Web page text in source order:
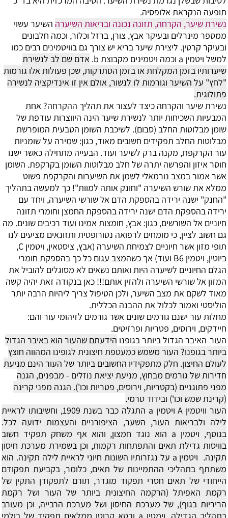
תופעה הנקראת אלופסיה.
נשירת שיער, הקרחה, תזונה נכונה ובריאות השיערה השיער עשוי
ממספר מינרלים ובעיקר אבץ, צורן, ברזל וכלור, וכמה חלבונים
ובעיקר קרטין. ליצירת שיער בריא יש צורך גם בוויטמינים רבים כמו
למשל ויטמין a וכמה ויטמינים מקבוצת b.
אדם שם לב לנשירת
שיערותיו בזמן המקלחת או בזמן הסתרקות, שכן פעולות אלו גורמות
"לחץ" על השיער וגורמות לו לנשור, אולם אין זו אינדיקציה לנשירה
פתולוגית.
נשירת שיער והקרחה כיצד לעצור את תהליך ההקרחה? אחת
המבעיות השכיחות יותר לנשירת שיער הינה היווצרות עודפת של
שומן מבלוטות החלב (סבום). לשיכבת השומן הטבעית המופרשת
מבלוטות החלב תפקידים חשובים מאוד, כגון: שמירה על שומניות
עור הקרקפת, מקנה ברק לשיער ועוד. הבעייה מתחילה כאשר ישנו
חוסר איזון והפרשה יתרה של חלב מבלוטות השומן בקרקפת. השומן
אשר אמור במצב נורמאלי לשמן את השיערות והקרקפת פשוט
ממלא את שורש השיערה "וחונק אותה למוות"! כך למעשה בתהליך
"החנק" ישנה ירידה בהספקת הדם אל שורשי השיערה, ויחד עם
ירידה בהספקת הדם ישנה ירידה בהספקת החמצן וחומרי תזונה
חיוניים אל השורשים, כגון: אבץ, חומצות אמינו ועוד רכיבים שונים. מה
גם חשוב לציין, כי מומחים לרפואה נטורופטית ותזונאים מציעים לנו
תופי מזון אשר חיוניים לצמיחת השיערה (אבץ, ציסטאין, ויטמין C
,
ביוטין, ויטמין B6 ועוד) אך כשהמצב עגום כל כך בהספקת חומרי
הגלם החיוניים לשיערה היות ואותם נשאים לא מסוגלים להוביל את
המזון אל שורשי השיערה ולהזין אותם!!! כאן בנקודה זאת יהיה קשה
מאוד לשקם את מצב השיער, ולכן הטיפול צריך ליהיות הרבה יותר
הוליסטי ואמור לכלול את ההבנה הכללית.
מחלות עור ישנם גורמים שונים אשר גורמים לזיהומי עור והם:
חיידקים, וירוסים, פטריות ופרזיטים.
העור-האיבר הגדול ביותר בגופנו הידעתם שהעור הוא באיבר הגדול
ביותר בגופנו? העור משמש כמעטפת חיצונית לגופינו המהווה חוצץ
לעולם החיצון. חלק מתפקידיו החשובים ביותר של העור הינם מניעת
חדירות של גורמים מבחוץ, מניעת יציאת נוזלים - מבפנים, הגנה
מפני פתוגניים (בקטריות, וירוסים, פטריות וכו'). הגנה מפני קרינה
(קרינת שמש וכו') ובידוד טרמי.
העור וויטמין A
ויטמין a התגלה כבר בשנת 1909, וחשיבותו לראיית
לילה ולבריאות העור, השער, הציפורניים והעצמות ידועה לכל.
בנוסף, ויטמין a הוא נוגד חמצון, והוא אף משחק תפקיד חשוב
בוויסות גדילת תאים והתפתחות רקמות, וכן בשמירת מערכת חיסון
תקינה. ויטמין a על נגזרותיו השונות חיוני לראיית לילה תקינה. הוא
משתתף בתהליכי ההתמיינות של תאים, כלומר, בקביעת תפקודם
הייחודי של תאים חסרי תפקוד מוגדר, תורם לתפקודן התקין של
רקמת האפיתל (הרקמה החיצונית ביותר של העור ושל רקמת
הריריות בגוף), של מערכת החיסון ושל מערכת הרבייה, וכן מעורב
בתהליך הגדילה. וימטין a ובטא קרוטן ממלאים תפקיד של בולמי